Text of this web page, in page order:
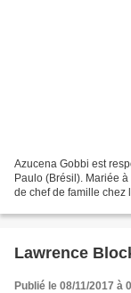
Azucena Gobbi est
Paulo (Brésil). Mariée
de chef de famille chez
Lawrence
Publié le 08/11/2017 à